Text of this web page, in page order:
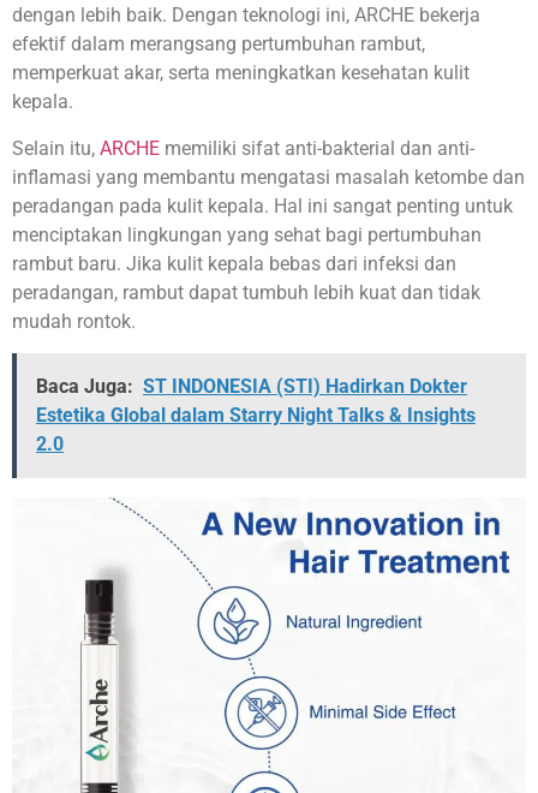
dengan lebih baik. Dengan teknologi ini, ARCHE bekerja
efektif dalam merangsang pertumbuhan rambut,
memperkuat akar, serta meningkatkan kesehatan kulit
kepala.
Selain itu, ARCHE memiliki sifat anti-bakterial dan anti-
inflamasi yang membantu mengatasi masalah ketombe dan
peradangan pada kulit kepala. Hal ini sangat penting untuk
menciptakan lingkungan yang sehat bagi pertumbuhan
rambut baru. Jika kulit kepala bebas dari infeksi dan
peradangan, rambut dapat tumbuh lebih kuat dan tidak
mudah rontok.
Baca Juga: ST INDONESIA (STI) Hadirkan Dokter
Estetika Global dalam Starry Night Talks & Insights
2.0